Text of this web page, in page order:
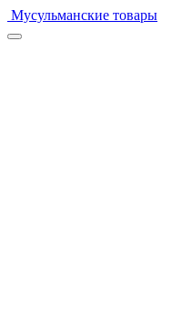
Мусульманские товары